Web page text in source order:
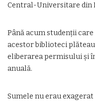
Central-Universitare din
Până acum studenții
acestor biblioteci
eliberarea permisului și
anuală.
Sumele nu erau